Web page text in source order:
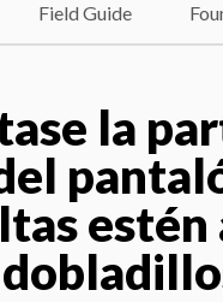
Field Guide
la